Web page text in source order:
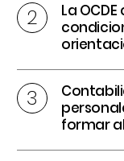
La
formar